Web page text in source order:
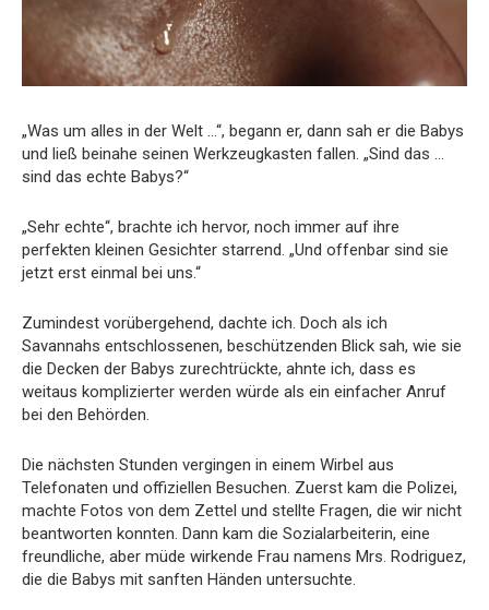
„Was um alles in der Welt …“, begann er, dann sah er die Babys
und ließ beinahe seinen Werkzeugkasten fallen. „Sind das …
sind das echte Babys?“
„Sehr echte“, brachte ich hervor, noch immer auf ihre
perfekten kleinen Gesichter starrend. „Und offenbar sind sie
jetzt erst einmal bei uns.“
Zumindest vorübergehend, dachte ich. Doch als ich
Savannahs entschlossenen, beschützenden Blick sah, wie sie
die Decken der Babys zurechtrückte, ahnte ich, dass es
weitaus komplizierter werden würde als ein einfacher Anruf
bei den Behörden.
Die nächsten Stunden vergingen in einem Wirbel aus
Telefonaten und offiziellen Besuchen. Zuerst kam die Polizei,
machte Fotos von dem Zettel und stellte Fragen, die wir nicht
beantworten konnten. Dann kam die Sozialarbeiterin, eine
freundliche, aber müde wirkende Frau namens Mrs. Rodriguez,
die die Babys mit sanften Händen untersuchte.